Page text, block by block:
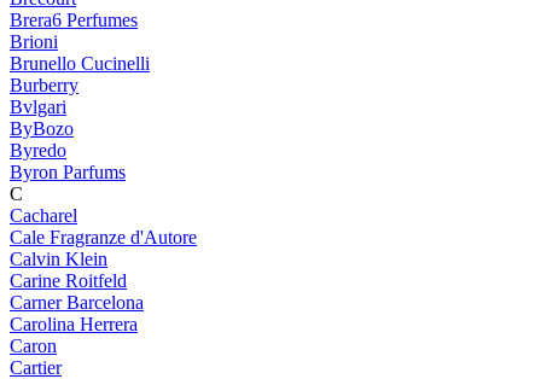
Brera6 Perfumes
Brioni
Brunello Cucinelli
Burberry
Bvlgari
ByBozo
Byredo
Byron Parfums
C
Cacharel
Cale Fragranze d'Autore
Calvin Klein
Carine Roitfeld
Carner Barcelona
Carolina Herrera
Caron
Cartier